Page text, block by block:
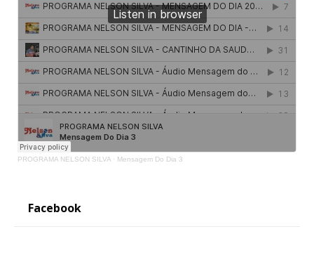
PROGRAMA NELSON SILVA · Mensagem Do Dia 3
Facebook